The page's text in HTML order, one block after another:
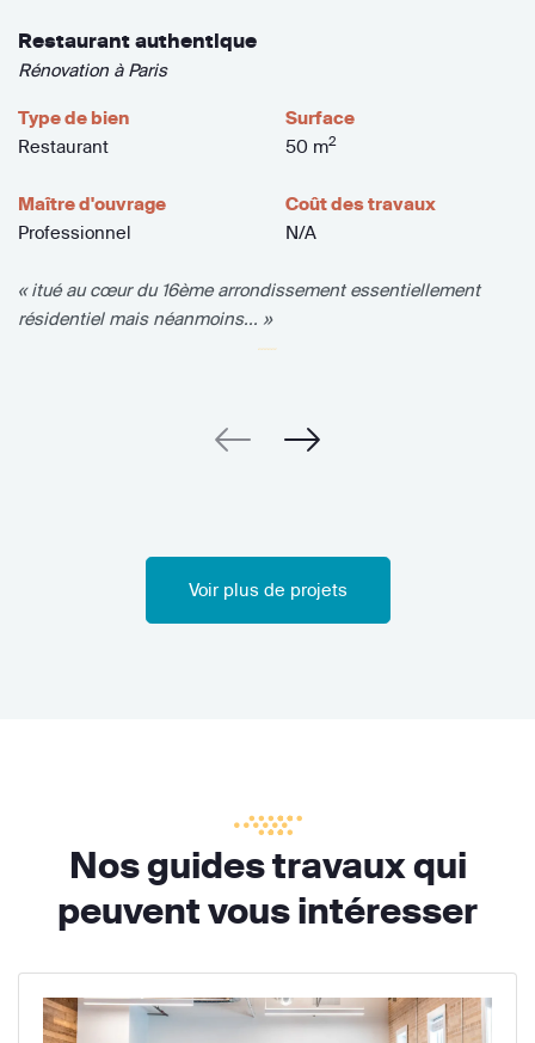
Restaurant authentique
Rénovation à Paris
Type de bien
Restaurant
Surface
50 m2
Maître d'ouvrage
Professionnel
Coût des travaux
N/A
« itué au cœur du 16ème arrondissement essentiellement
résidentiel mais néanmoins... »
Voir plus de projets
Nos guides travaux qui
peuvent vous intéresser